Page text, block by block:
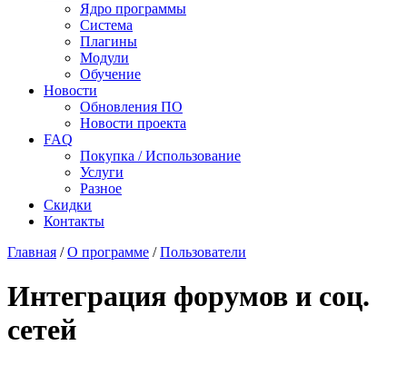
Ядро программы
Система
Плагины
Модули
Обучение
Новости
Обновления ПО
Новости проекта
FAQ
Покупка / Использование
Услуги
Разное
Скидки
Контакты
Главная /О программе /Пользователи
Интеграция форумов и соц.
сетей